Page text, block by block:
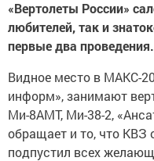
«Вертолеты России»
любителей, так и
первые два проведения.
Видное место в МАКС-
информ», занимают
Ми-8АМТ, Ми-38-2,
обращает и то, что КВЗ
подпустил всех